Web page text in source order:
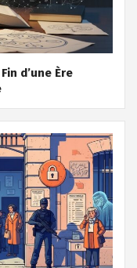
d’une Ère